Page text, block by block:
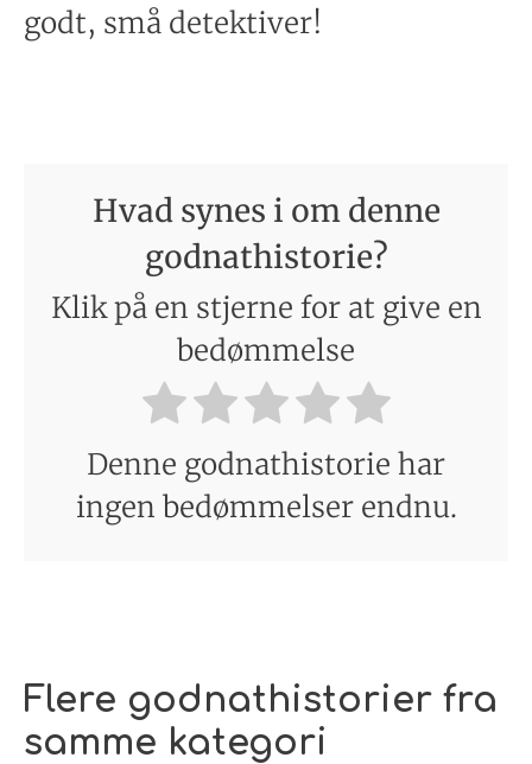
godt, små detektiver!
Hvad synes i om denne
godnathistorie?
Klik på en stjerne for at give en
bedømmelse
Denne godnathistorie har
ingen bedømmelser endnu.
Flere godnathistorier fra
samme kategori